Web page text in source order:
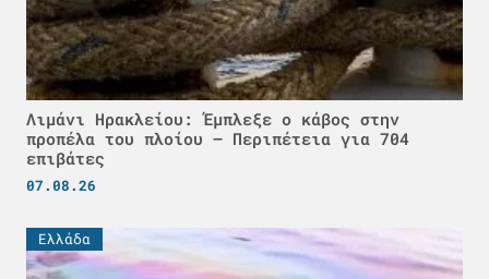
Λιμάνι Ηρακλείου: Έμπλεξε ο κάβος στην
προπέλα του πλοίου – Περιπέτεια για 704
επιβάτες
07.08.26
Ελλάδα